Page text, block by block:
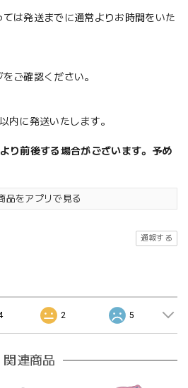
は発送までに通常よりお時間をいた
ご確認ください。
内に発送いたします。
り前後する場合がございます。予め
品をアプリで見る
通報する
2 5
関連商品